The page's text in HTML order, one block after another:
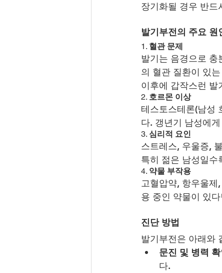
장기화될 경우 반드
발기부전의 주요 원
1. 혈관 문제
발기는 음경으로
의 혈관 질환이 있
이후에 갑작스런 발
2. 호르몬 이상
테스토스테론(남성
다. 갱년기 남성에
3. 심리적 요인
스트레스, 우울증,
특히 젊은 남성일수
4. 약물 부작용
고혈압약, 항우울
용 중인 약물이 있
진단 방법
발기부전은 아래와
문진 및 병력
다.